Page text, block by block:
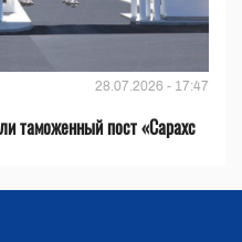
28.07.2026 - 17:47
таможенный пост «Сарахс